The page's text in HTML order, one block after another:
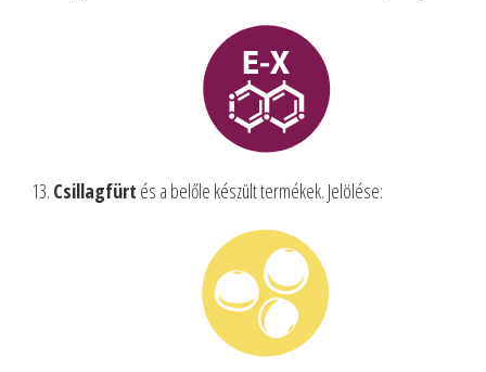
Csillagfürt és a belőle készült termékek. Jelölése: